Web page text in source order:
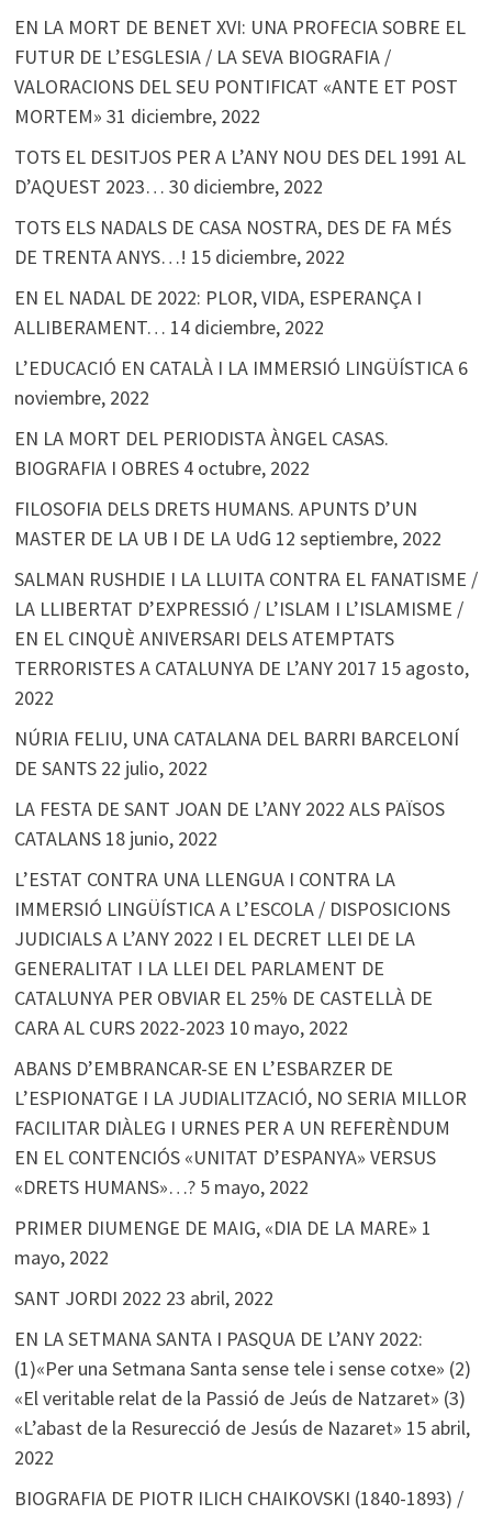
EN LA MORT DE BENET XVI: UNA PROFECIA SOBRE EL
FUTUR DE L’ESGLESIA / LA SEVA BIOGRAFIA /
VALORACIONS DEL SEU PONTIFICAT «ANTE ET POST
MORTEM» 31 diciembre, 2022
TOTS EL DESITJOS PER A L’ANY NOU DES DEL 1991 AL
D’AQUEST 2023… 30 diciembre, 2022
TOTS ELS NADALS DE CASA NOSTRA, DES DE FA MÉS
DE TRENTA ANYS…! 15 diciembre, 2022
EN EL NADAL DE 2022: PLOR, VIDA, ESPERANÇA I
ALLIBERAMENT… 14 diciembre, 2022
L’EDUCACIÓ EN CATALÀ I LA IMMERSIÓ LINGÜÍSTICA 6
noviembre, 2022
EN LA MORT DEL PERIODISTA ÀNGEL CASAS.
BIOGRAFIA I OBRES 4 octubre, 2022
FILOSOFIA DELS DRETS HUMANS. APUNTS D’UN
MASTER DE LA UB I DE LA UdG 12 septiembre, 2022
SALMAN RUSHDIE I LA LLUITA CONTRA EL FANATISME /
LA LLIBERTAT D’EXPRESSIÓ / L’ISLAM I L’ISLAMISME /
EN EL CINQUÈ ANIVERSARI DELS ATEMPTATS
TERRORISTES A CATALUNYA DE L’ANY 2017 15 agosto,
2022
NÚRIA FELIU, UNA CATALANA DEL BARRI BARCELONÍ
DE SANTS 22 julio, 2022
LA FESTA DE SANT JOAN DE L’ANY 2022 ALS PAÏSOS
CATALANS 18 junio, 2022
L’ESTAT CONTRA UNA LLENGUA I CONTRA LA
IMMERSIÓ LINGÜÍSTICA A L’ESCOLA / DISPOSICIONS
JUDICIALS A L’ANY 2022 I EL DECRET LLEI DE LA
GENERALITAT I LA LLEI DEL PARLAMENT DE
CATALUNYA PER OBVIAR EL 25% DE CASTELLÀ DE
CARA AL CURS 2022-2023 10 mayo, 2022
ABANS D’EMBRANCAR-SE EN L’ESBARZER DE
L’ESPIONATGE I LA JUDIALITZACIÓ, NO SERIA MILLOR
FACILITAR DIÀLEG I URNES PER A UN REFERÈNDUM
EN EL CONTENCIÓS «UNITAT D’ESPANYA» VERSUS
«DRETS HUMANS»…? 5 mayo, 2022
PRIMER DIUMENGE DE MAIG, «DIA DE LA MARE» 1
mayo, 2022
SANT JORDI 2022 23 abril, 2022
EN LA SETMANA SANTA I PASQUA DE L’ANY 2022:
(1)«Per una Setmana Santa sense tele i sense cotxe» (2)
«El veritable relat de la Passió de Jeús de Natzaret» (3)
«L’abast de la Resurecció de Jesús de Nazaret» 15 abril,
2022
BIOGRAFIA DE PIOTR ILICH CHAIKOVSKI (1840-1893) /